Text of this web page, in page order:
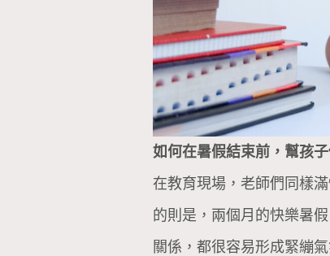
如何在暑假結束前，幫孩
在教育現場，老師們同樣
的則是，兩個月的快樂暑
關係，都很容易形成緊繃